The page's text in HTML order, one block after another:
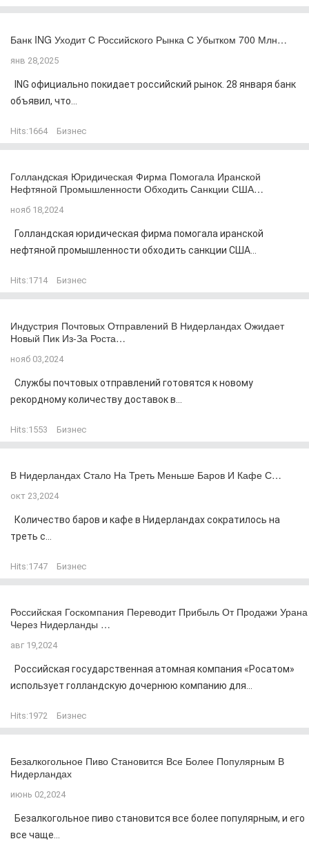
Банк ING Уходит С Российского Рынка С Убытком 700 Млн…
янв 28,2025
ING официально покидает российский рынок. 28 января банк
объявил, что...
Hits:1664 Бизнес
Голландская Юридическая Фирма Помогала Иранской
Нефтяной Промышленности Обходить Санкции США…
нояб 18,2024
Голландская юридическая фирма помогала иранской
нефтяной промышленности обходить санкции США...
Hits:1714 Бизнес
Индустрия Почтовых Отправлений В Нидерландах Ожидает
Новый Пик Из-За Роста…
нояб 03,2024
Службы почтовых отправлений готовятся к новому
рекордному количеству доставок в...
Hits:1553 Бизнес
В Нидерландах Стало На Треть Меньше Баров И Кафе С…
окт 23,2024
Количество баров и кафе в Нидерландах сократилось на
треть с...
Hits:1747 Бизнес
Российская Госкомпания Переводит Прибыль От Продажи Урана
Через Нидерланды …
авг 19,2024
Российская государственная атомная компания «Росатом»
использует голландскую дочернюю компанию для...
Hits:1972 Бизнес
Безалкогольное Пиво Становится Все Более Популярным В
Нидерландах
июнь 02,2024
Безалкогольное пиво становится все более популярным, и его
все чаще...